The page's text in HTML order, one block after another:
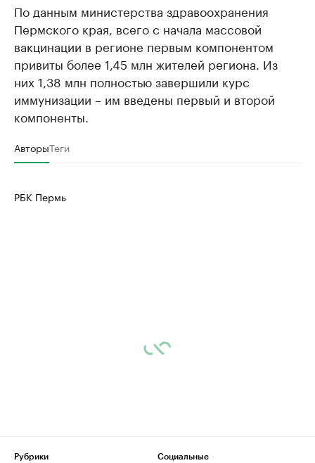
По данным министерства здравоохранения
Пермского края, всего с начала массовой
вакцинации в регионе первым компонентом
привиты более 1,45 млн жителей региона. Из
них 1,38 млн полностью завершили курс
иммунизации – им введены первый и второй
компоненты.
АвторыТеги
РБК Пермь
Рубрики
Социальные